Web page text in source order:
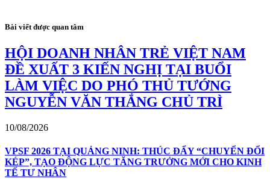
Bài viết được quan tâm
HỘI DOANH NHÂN TRẺ VIỆT NAM
ĐỀ XUẤT 3 KIẾN NGHỊ TẠI BUỔI
LÀM VIỆC DO PHÓ THỦ TƯỚNG
NGUYỄN VĂN THẮNG CHỦ TRÌ
10/08/2026
VPSF 2026 TẠI QUẢNG NINH: THÚC ĐẨY “CHUYỂN ĐỔI
KÉP”, TẠO ĐỘNG LỰC TĂNG TRƯỞNG MỚI CHO KINH
TẾ TƯ NHÂN